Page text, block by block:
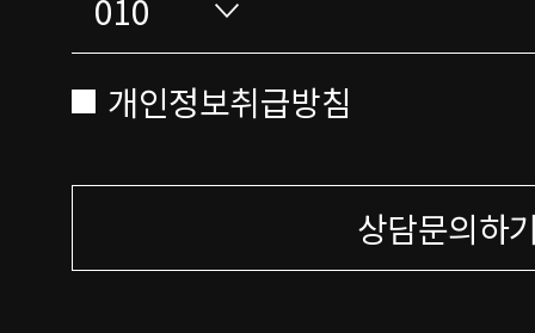
개인정보취급방침
상담문의하